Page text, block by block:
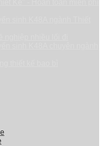
Kế" - Hoàn toàn miễn phí
sinh K48A ngành Thiết
nghiệp nhiều lối đi
sinh K48A chuyên ngành
thiết kế bao bì